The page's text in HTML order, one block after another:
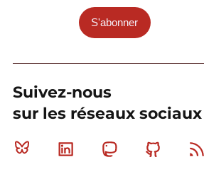
S'abonner
Suivez-nous
sur les réseaux sociaux
Bluesky Linkedin MastodonGithub